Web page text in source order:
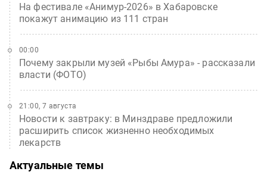
На фестивале «Анимур-2026» в Хабаровске
покажут анимацию из 111 стран
Почему закрыли музей «Рыбы Амура» - рассказали
власти (ФОТО)
00:00
Новости к завтраку: в Минздраве предложили
расширить список жизненно необходимых
лекарств
21:00, 7 августа
Актуальные темы